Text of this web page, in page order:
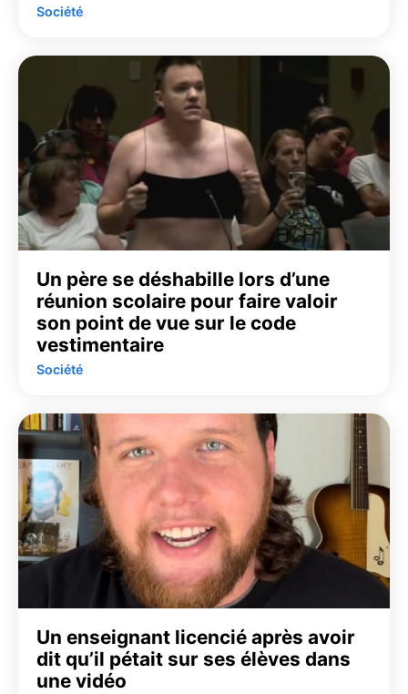
Société
Un père se déshabille lors d’une
réunion scolaire pour faire valoir
son point de vue sur le code
vestimentaire
Société
Un enseignant licencié après avoir
dit qu’il pétait sur ses élèves dans
une vidéo